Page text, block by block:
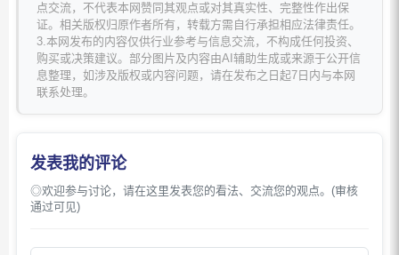
点交流，不代表本网赞同其观点或对其真实性、完整性作出保
证。相关版权归原作者所有，转载方需自行承担相应法律责任。
3.本网发布的内容仅供行业参考与信息交流，不构成任何投资、
购买或决策建议。部分图片及内容由AI辅助生成或来源于公开信
息整理，如涉及版权或内容问题，请在发布之日起7日内与本网
联系处理。
发表我的评论
◎欢迎参与讨论，请在这里发表您的看法、交流您的观点。(审核
通过可见)